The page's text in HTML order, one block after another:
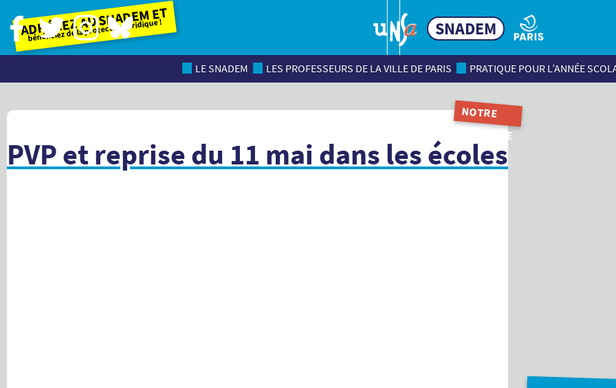
Adhérez au SNADEM et
bénéficiez de la protection juridique ! SNADEM
LE SNADEM LES PROFESSEURS DE LA VILLE DE PARIS PRATIQUE POUR L’ANNÉE
PVP et reprise du 11 mai dans les écoles
NOTRE
MAGAZINE